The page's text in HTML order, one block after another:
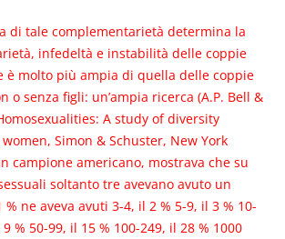
di tale complementarietà determina la
infedeltà e instabilità delle coppie
è molto più ampia di quella delle coppie
o senza figli: un’ampia ricerca (A.P. Bell &
A study of diversity
Simon & Schuster, New York
campione americano, mostrava che su
soltanto tre avevano avuto un
% ne aveva avuti 3-4, il 2 % 5-9, il 3 % 10-
9 % 50-99, il 15 % 100-249, il 28 % 1000